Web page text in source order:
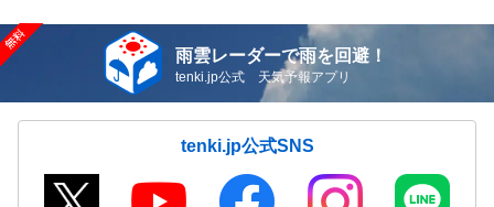
雨雲レーダーで雨を回避！
tenki.jp公式 天気予報アプリ
tenki.jp公式SNS